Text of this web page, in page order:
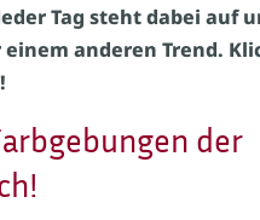
Tag steht dabei auf
anderen Trend.
der